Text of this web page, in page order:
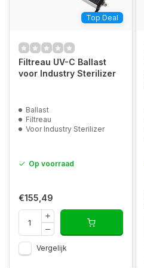
Top Deal
Filtreau UV-C Ballast
voor Industry Sterilizer
Ballast
Filtreau
Voor Industry Sterilizer
Op voorraad
€155,49
Vergelijk